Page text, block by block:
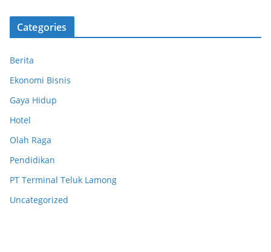
Categories
Berita
Ekonomi Bisnis
Gaya Hidup
Hotel
Olah Raga
Pendidikan
PT Terminal Teluk Lamong
Uncategorized